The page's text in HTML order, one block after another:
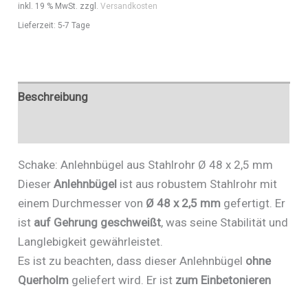
inkl. 19 % MwSt. zzgl.Versandkosten
Lieferzeit: 5-7 Tage
Beschreibung
Schake: Anlehnbügel aus Stahlrohr Ø 48 x 2,5 mm
DieserAnlehnbügel ist aus robustem Stahlrohr mit
einem Durchmesser von Ø 48 x 2,5 mm gefertigt. Er
ist auf Gehrung geschweißt, was seine Stabilität und
Langlebigkeit gewährleistet.
Es ist zu beachten, dass dieser Anlehnbügel ohne
Querholm geliefert wird. Er ist zum Einbetonieren